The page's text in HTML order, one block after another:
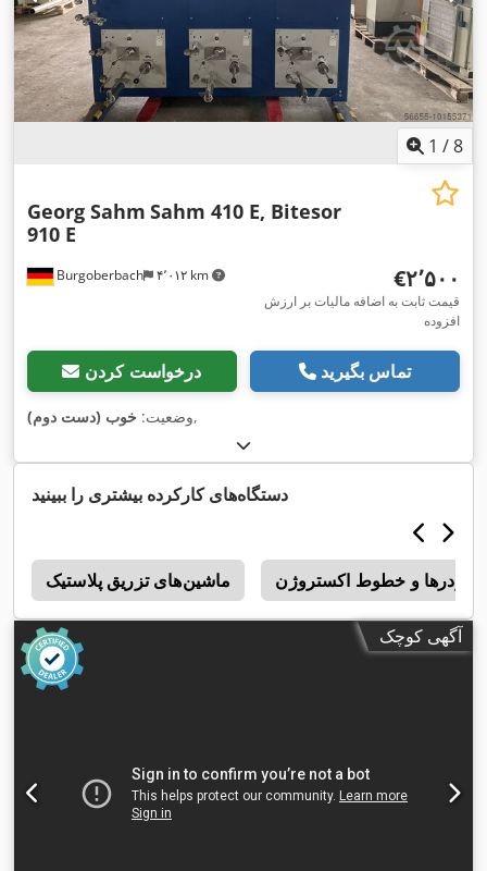
1 /8
Burgoberbach ۴٬۰۱۲ km
Georg Sahm Sahm 410 E, Bitesor
910 E
‎€۲٬۵۰۰
قیمت ثابت به اضافه مالیات بر ارزش
افزوده
درخواست کردن تماس بگیرید
وضعیت: خوب (دست دوم) ,
دستگاه‌های کارکرده بیشتری را ببینید
ماشین‌های تزریق پلاستیک و خطوط اکستروژن
آگهی کوچک